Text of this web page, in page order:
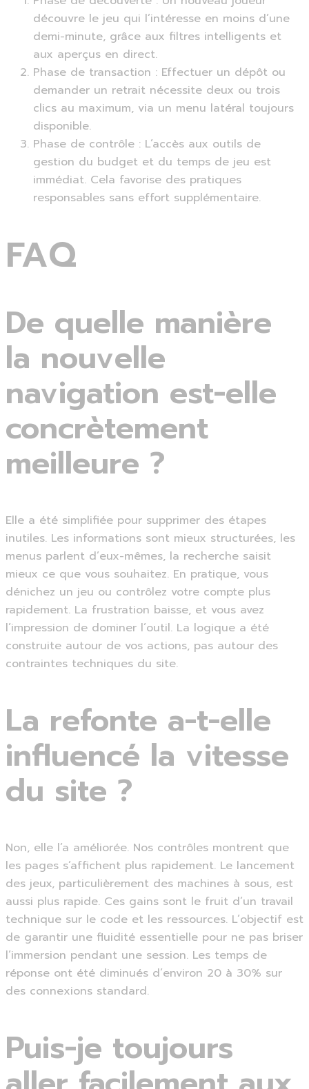
découvre le jeu qui l’intéresse en moins d’une
demi-minute, grâce aux filtres intelligents et
aux aperçus en direct.
Phase de transaction : Effectuer un dépôt ou
demander un retrait nécessite deux ou trois
clics au maximum, via un menu latéral toujours
disponible.
Phase de contrôle : L’accès aux outils de
gestion du budget et du temps de jeu est
immédiat. Cela favorise des pratiques
responsables sans effort supplémentaire.
FAQ
De quelle manière
la nouvelle
navigation est-elle
concrètement
meilleure ?
Elle a été simplifiée pour supprimer des étapes
inutiles. Les informations sont mieux structurées, les
menus parlent d’eux-mêmes, la recherche saisit
mieux ce que vous souhaitez. En pratique, vous
dénichez un jeu ou contrôlez votre compte plus
rapidement. La frustration baisse, et vous avez
l’impression de dominer l’outil. La logique a été
construite autour de vos actions, pas autour des
contraintes techniques du site.
La refonte a-t-elle
influencé la vitesse
du site ?
Non, elle l’a améliorée. Nos contrôles montrent que
les pages s’affichent plus rapidement. Le lancement
des jeux, particulièrement des machines à sous, est
aussi plus rapide. Ces gains sont le fruit d’un travail
technique sur le code et les ressources. L’objectif est
de garantir une fluidité essentielle pour ne pas briser
l’immersion pendant une session. Les temps de
réponse ont été diminués d’environ 20 à 30% sur
des connexions standard.
Puis-je toujours